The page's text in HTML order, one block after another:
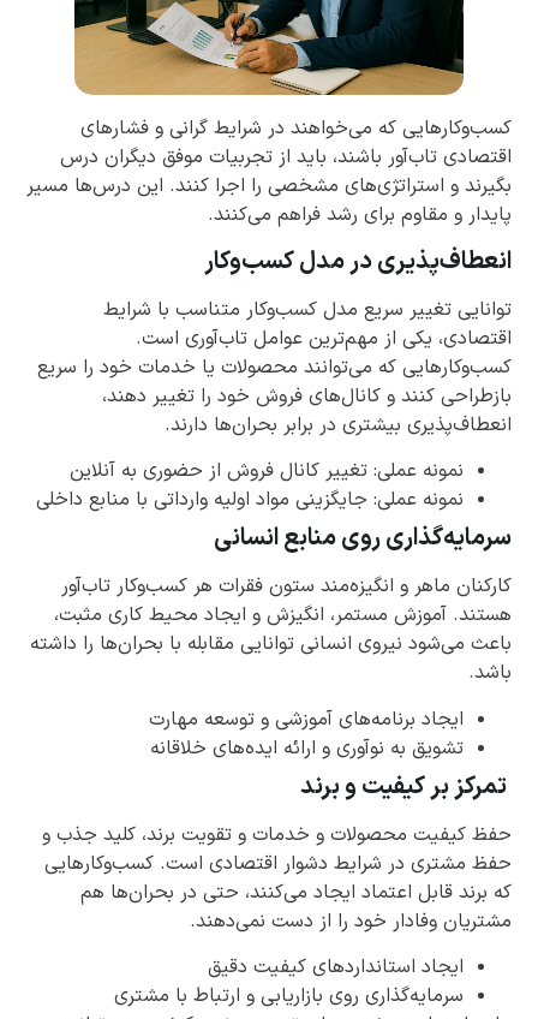
کسب‌وکارهایی که می‌خواهند در شرایط گرانی و فشارهای
اقتصادی تاب‌آور باشند، باید از تجربیات موفق دیگران درس
بگیرند و استراتژی‌های مشخصی را اجرا کنند. این درس‌ها مسیر
پایدار و مقاوم برای رشد فراهم می‌کنند.
انعطاف‌پذیری در مدل کسب‌وکار
توانایی تغییر سریع مدل کسب‌وکار متناسب با شرایط
اقتصادی، یکی از مهم‌ترین عوامل تاب‌آوری است.
کسب‌وکارهایی که می‌توانند محصولات یا خدمات خود را سریع
بازطراحی کنند و کانال‌های فروش خود را تغییر دهند،
انعطاف‌پذیری بیشتری در برابر بحران‌ها دارند.
نمونه عملی: تغییر کانال فروش از حضوری به آنلاین
نمونه عملی: جایگزینی مواد اولیه وارداتی با منابع داخلی
سرمایه‌گذاری روی منابع انسانی
کارکنان ماهر و انگیزه‌مند ستون فقرات هر کسب‌وکار تاب‌آور
هستند. آموزش مستمر، انگیزش و ایجاد محیط کاری مثبت،
باعث می‌شود نیروی انسانی توانایی مقابله با بحران‌ها را داشته
باشد.
ایجاد برنامه‌های آموزشی و توسعه مهارت
تشویق به نوآوری و ارائه ایده‌های خلاقانه
تمرکز بر کیفیت و برند
حفظ کیفیت محصولات و خدمات و تقویت برند، کلید جذب و
حفظ مشتری در شرایط دشوار اقتصادی است. کسب‌وکارهایی
که برند قابل اعتماد ایجاد می‌کنند، حتی در بحران‌ها هم
مشتریان وفادار خود را از دست نمی‌دهند.
ایجاد استانداردهای کیفیت دقیق
سرمایه‌گذاری روی بازاریابی و ارتباط با مشتری